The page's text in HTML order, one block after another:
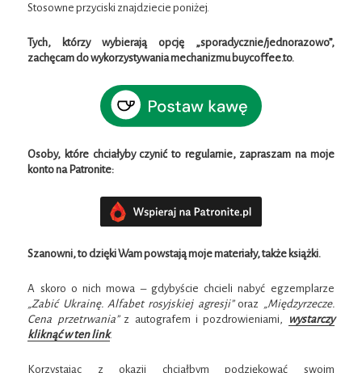
Stosowne przyciski znajdziecie poniżej.
Tych, którzy wybierają opcję „sporadycznie/jednorazowo”,
zachęcam do wykorzystywania mechanizmu buycoffee.to.
Osoby, które chciałyby czynić to regularnie, zapraszam na moje
konto na Patronite:
Szanowni, to dzięki Wam powstają moje materiały,także książki.
A skoro o nich mowa – gdybyście chcieli nabyć egzemplarze
„Zabić Ukrainę. Alfabet rosyjskiej agresji” oraz „Międzyrzecze.
Cena przetrwania”z autografem i pozdrowieniami,
wystarczy
kliknąć w ten link.
Korzystając z okazji chciałbym podziękować swoim